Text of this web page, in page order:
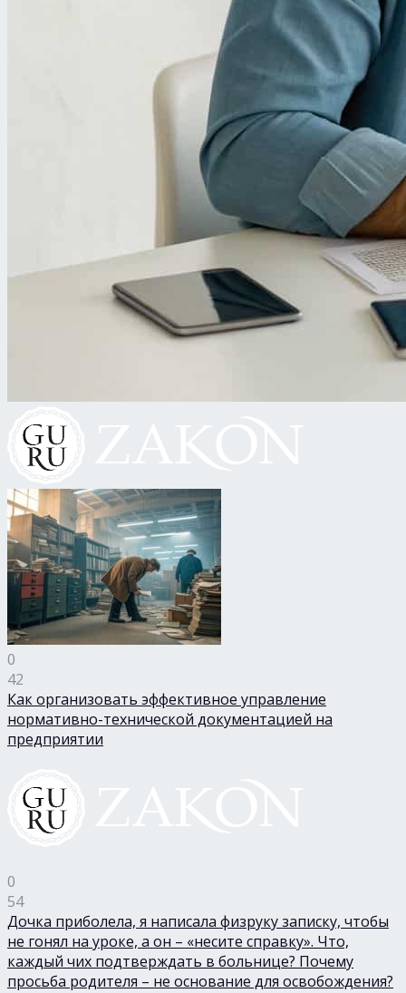
0
42
Как организовать эффективное управление
нормативно-технической документацией на
предприятии
0
54
Дочка приболела, я написала физруку записку, чтобы
не гонял на уроке, а он – «несите справку». Что,
каждый чих подтверждать в больнице? Почему
просьба родителя – не основание для освобождения?